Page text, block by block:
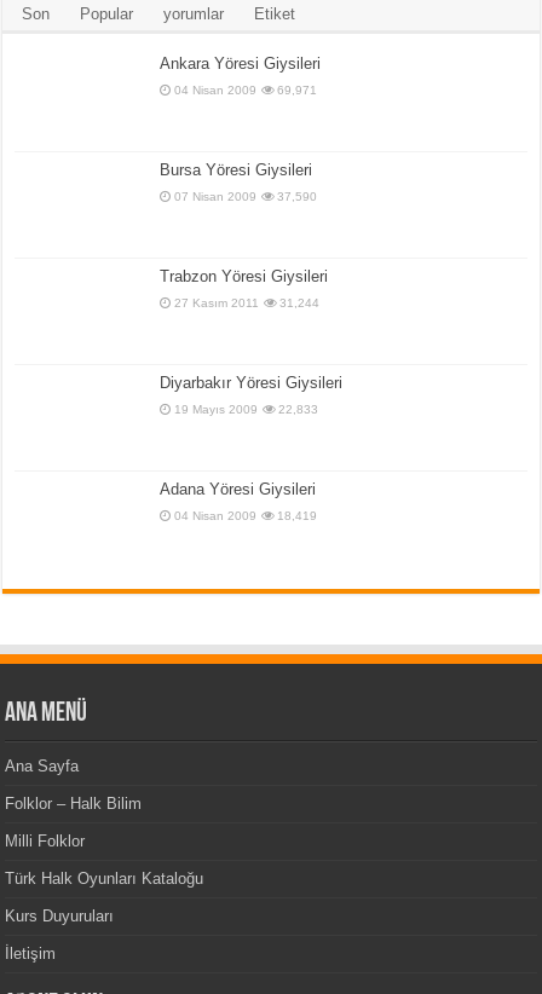
Son Popular yorumlar Etiket
Ankara Yöresi Giysileri
04 Nisan 2009 69,971
Bursa Yöresi Giysileri
07 Nisan 2009 37,590
Trabzon Yöresi Giysileri
27 Kasım 2011 31,244
Diyarbakır Yöresi Giysileri
19 Mayıs 2009 22,833
Adana Yöresi Giysileri
04 Nisan 2009 18,419
Ana Menü
Ana Sayfa
Folklor – Halk Bilim
Milli Folklor
Türk Halk Oyunları Kataloğu
Kurs Duyuruları
İletişim